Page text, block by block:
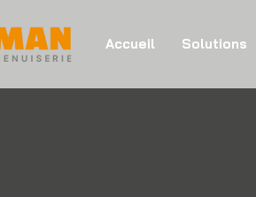
Accueil Solutions